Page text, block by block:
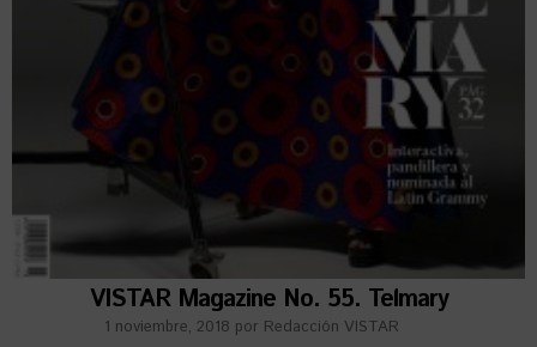
VISTAR Magazine No. 55. Telmary
1 noviembre, 2018 por Redacción VISTAR